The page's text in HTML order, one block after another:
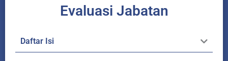
Evaluasi Jabatan
Daftar Isi